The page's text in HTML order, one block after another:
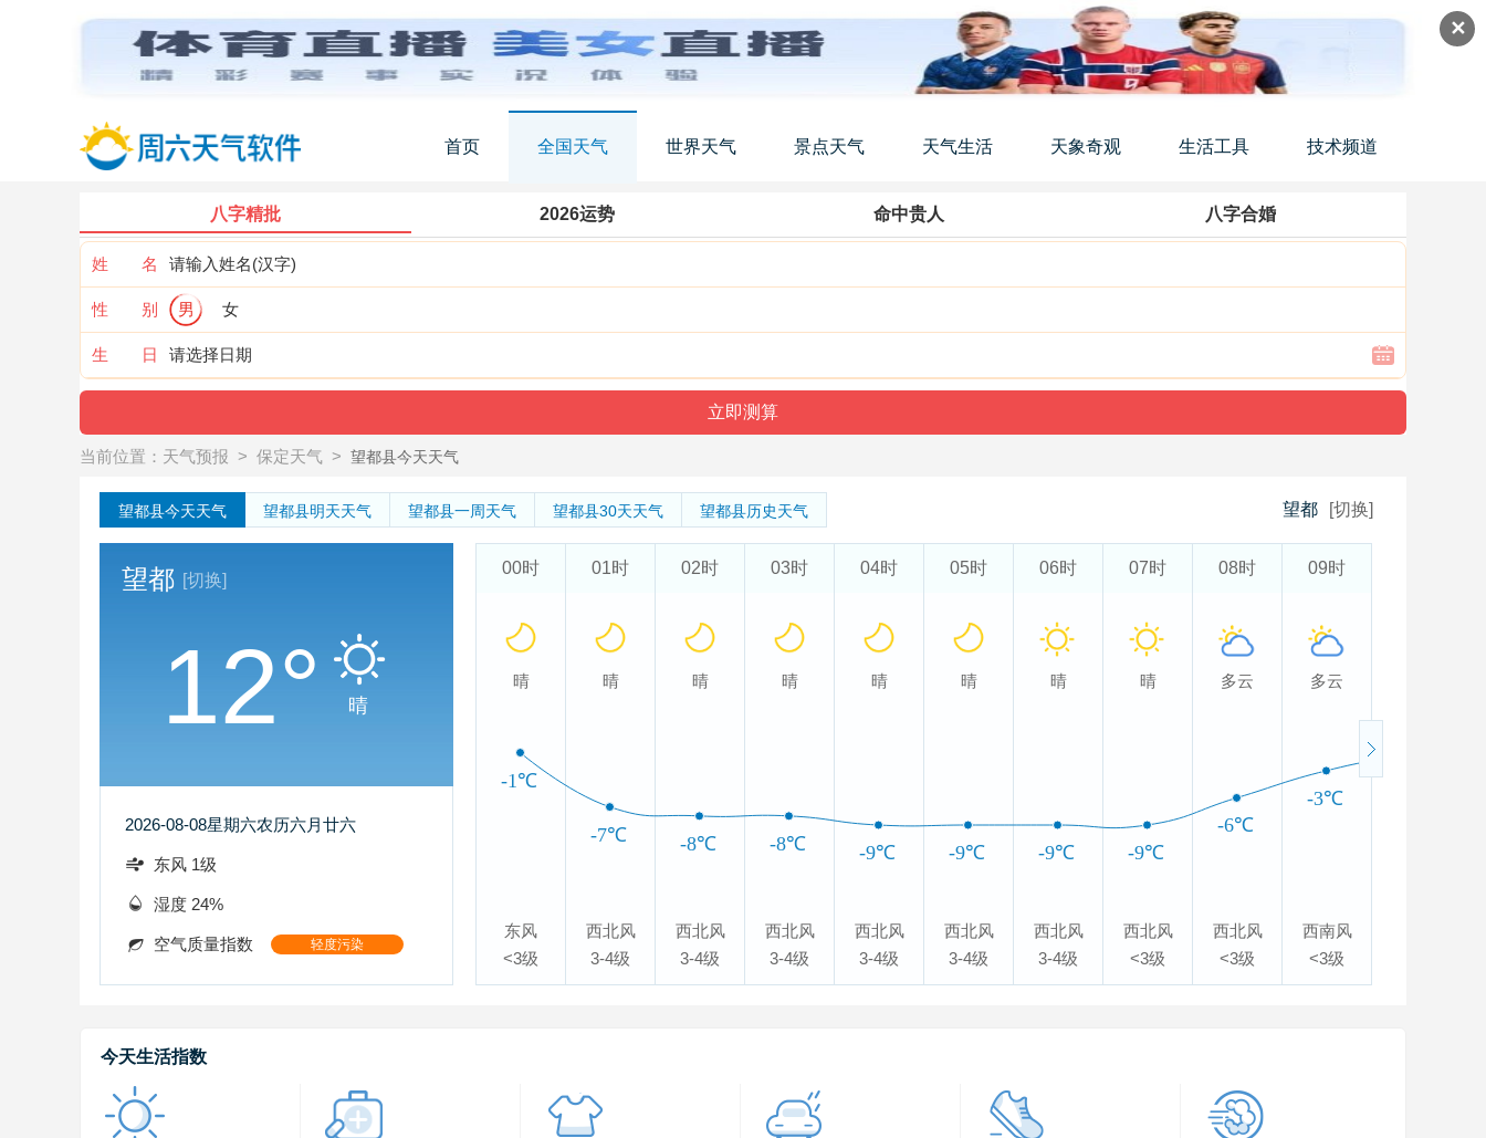
✕
首页 全国天气 世界天气 景点天气 天气生活 天象奇观 生活工具 技术频道
八字精批 2026运势 命中贵人 八字合婚
姓 名
性 别 男 女
生 日
当前位置： 天气预报 > 保定天气 > 望都县今天天气
望都县今天天气 望都县明天天气 望都县一周天气 望都县30天天气 望都县历史天气 望都 [切换]
望都 [切换]
12° 晴
2026-08-08星期六农历六月廿六
东风 1级
湿度 24%
空气质量指数 轻度污染
00时
晴
东风
<3级
01时
晴
西北风
3-4级
02时
晴
西北风
3-4级
03时
晴
西北风
3-4级
04时
晴
西北风
3-4级
05时
晴
西北风
3-4级
06时
晴
西北风
3-4级
07时
晴
西北风
<3级
08时
多云
西北风
<3级
09时
多云
西南风
<3级
-1℃
-7℃ -8℃ -8℃ -9℃ -9℃ -9℃ -9℃
-6℃
-3℃
今天生活指数